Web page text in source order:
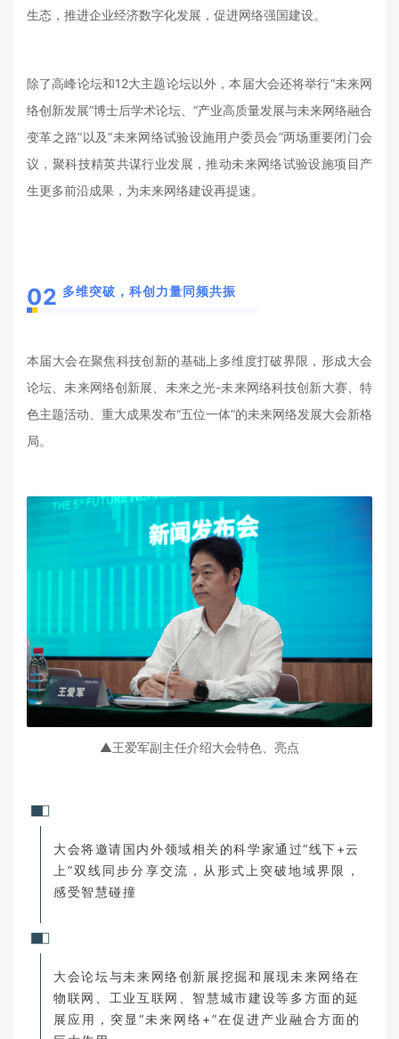
生态，推进企业经济数字化发展，促进网络强国建设。
除了高峰论坛和12大主题论坛以外，本届大会还将举行“未来网
络创新发展”博士后学术论坛、“产业高质量发展与未来网络融合
变革之路”以及“未来网络试验设施用户委员会”两场重要闭门会
议，聚科技精英共谋行业发展，推动未来网络试验设施项目产
生更多前沿成果，为未来网络建设再提速。
02 多维突破，科创力量同频共振
本届大会在聚焦科技创新的基础上多维度打破界限，形成大会
论坛、未来网络创新展、未来之光-未来网络科技创新大赛、特
色主题活动、重大成果发布“五位一体”的未来网络发展大会新格
局。
▲王爱军副主任介绍大会特色、亮点
大会将邀请国内外领域相关的科学家通过“线下+云
上”双线同步分享交流，从形式上突破地域界限，
感受智慧碰撞
大会论坛与未来网络创新展挖掘和展现未来网络在
物联网、工业互联网、智慧城市建设等多方面的延
展应用，突显“未来网络+”在促进产业融合方面的